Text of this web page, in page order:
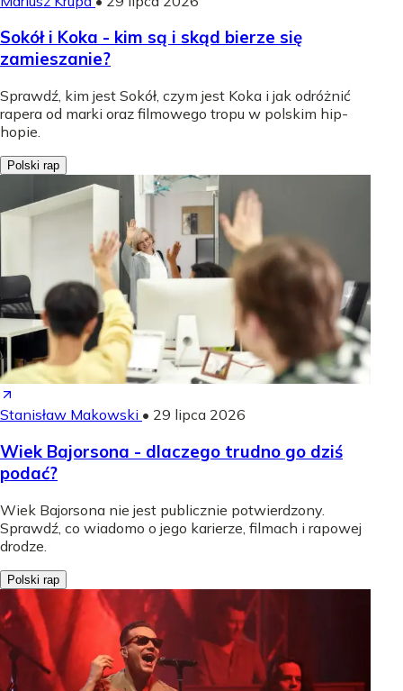
Sokół i Koka - kim są i skąd bierze się
zamieszanie?
Sprawdź, kim jest Sokół, czym jest Koka i jak odróżnić
rapera od marki oraz filmowego tropu w polskim hip-
hopie.
Polski rap
Stanisław Makowski • 29 lipca 2026
Wiek Bajorsona - dlaczego trudno go dziś
podać?
Wiek Bajorsona nie jest publicznie potwierdzony.
Sprawdź, co wiadomo o jego karierze, filmach i rapowej
drodze.
Polski rap